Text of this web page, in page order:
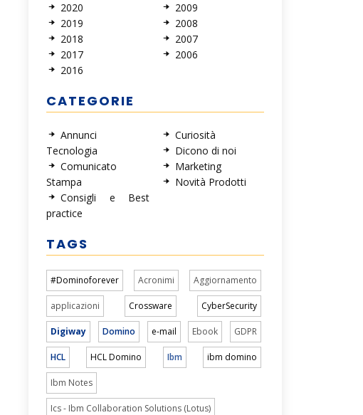
2020
2019
2018
2017
2016
2009
2008
2007
2006
CATEGORIE
Annunci
Tecnologia
Comunicato
Stampa
Consigli e Best
practice
Curiosità
Dicono di noi
Marketing
Novità Prodotti
TAGS
#Dominoforever Acronimi Aggiornamento
applicazioni Crossware CyberSecurity
Digiway Domino e-mail Ebook GDPR
HCL HCL Domino Ibm ibm domino
Ibm Notes
Ics - Ibm Collaboration Solutions (Lotus)